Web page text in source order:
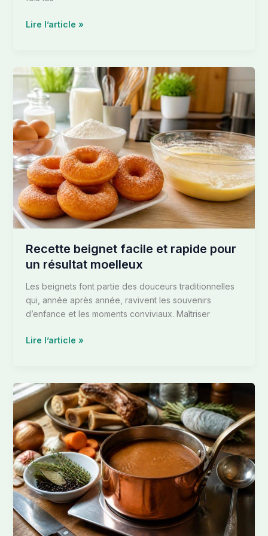
Lire l’article »
Recette beignet facile et rapide pour
un résultat moelleux
Les beignets font partie des douceurs traditionnelles
qui, année après année, ravivent les souvenirs
d’enfance et les moments conviviaux. Maîtriser
Recette
beignet
facile
et
rapide
pour
un
résultat
moelleux
Lire l’article »
Sauce
fond
de
veau
:
recette
facile
et
astuces
pour
réussir